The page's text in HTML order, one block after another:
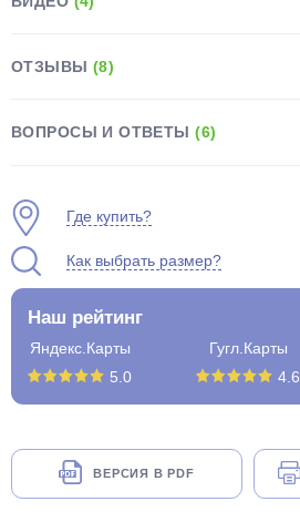
ОТЗЫВЫ (8)
ВОПРОСЫ И ОТВЕТЫ(6)
Где купить?
Как выбрать размер?
Наш рейтинг
Яндекс.Карты
5.0
Гугл.Карты
4.6
ВЕРСИЯ В PDF